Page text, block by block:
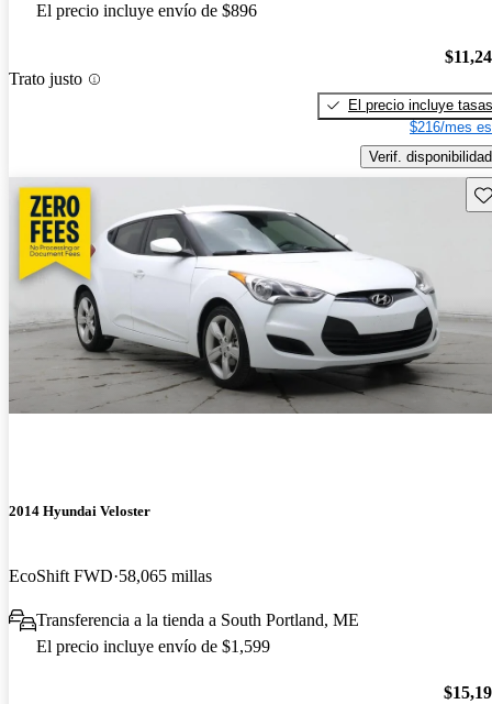
El precio incluye envío de $896
Trato justo
El precio incluye tasas
$216/mes
Verif. disponibilidad
2014 Hyundai Veloster
EcoShift FWD 58,065 millas
Transferencia a la tienda a South Portland, ME
El precio incluye envío de $1,599